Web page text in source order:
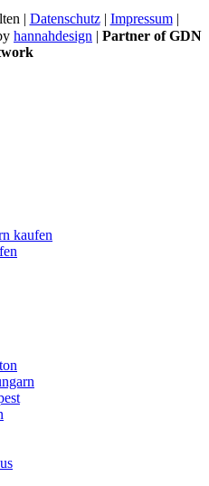
| Datenschutz| Impressum|
hannahdesign | Partner of GDN
kaufen